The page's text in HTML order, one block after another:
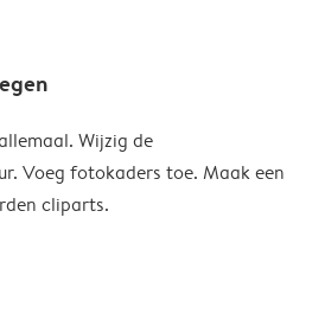
Wijzig de
Voeg fotokaders toe. Maak een
cliparts.